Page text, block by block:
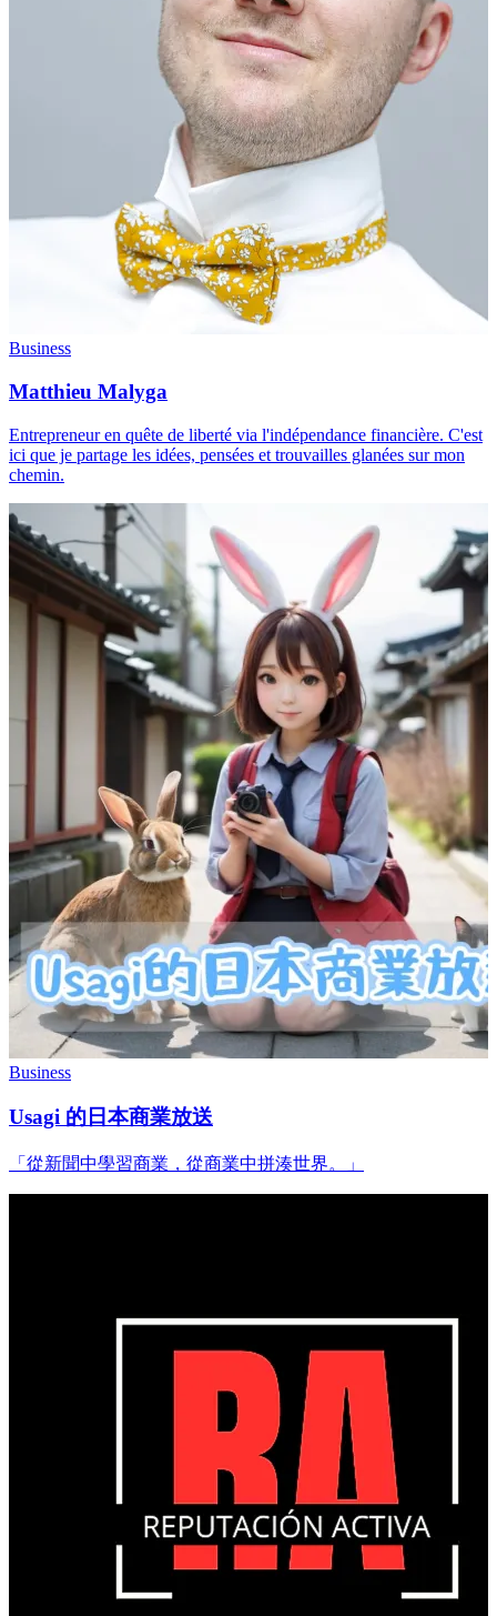
Business
Matthieu Malyga
Entrepreneur en quête de liberté via l'indépendance financière. C'est
ici que je partage les idées, pensées et trouvailles glanées sur mon
chemin.
Business
Usagi 的日本商業放送
「從新聞中學習商業，從商業中拼湊世界。」